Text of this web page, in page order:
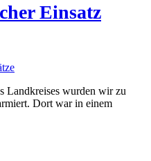
Einsatz
Landkreises wurden wir zu
Dort war in einem